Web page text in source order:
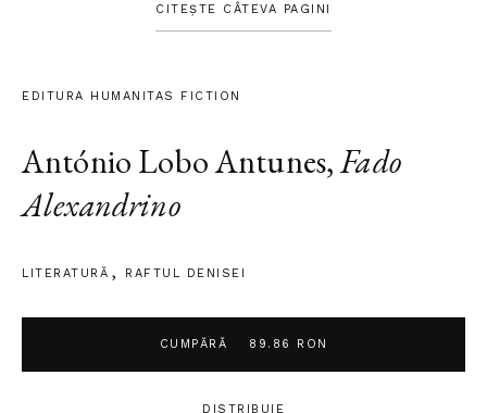
CITEȘTE CÂTEVA PAGINI
EDITURA HUMANITAS FICTION
António Lobo Antunes,Fado
Alexandrino
LITERATURĂ RAFTUL DENISEI
DISTRIBUIE
CUMPĂRĂ 89.86 RON